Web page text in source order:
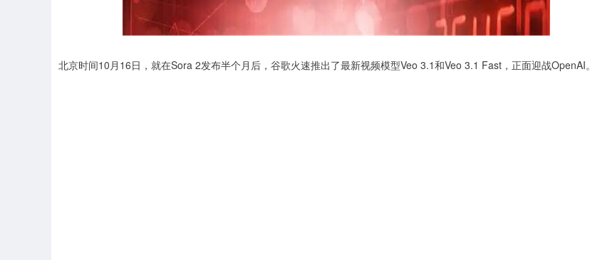
北京时间10月16日，就在Sora 2发布半个月后，谷歌火速推出了最新视频模型Veo 3.1和Veo 3.1 Fast，正面迎战OpenAI。
4694.44 43.13 0.93% 北证50 1134.24 11.37